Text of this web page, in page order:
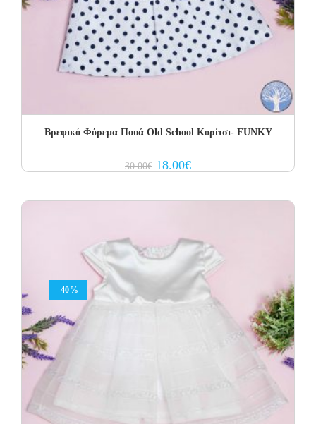
Βρεφικό Φόρεμα Πουά Old School Κορίτσι- FUNKY
30.00€ Original
price
18.00€Current
price
-40%